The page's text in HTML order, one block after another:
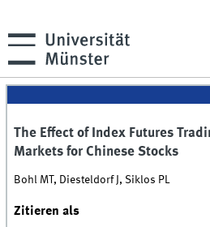
The Effect of Index Futures
Markets for Chinese Stocks
Bohl MT, Diesteldorf J, Siklos PL
Zitieren als